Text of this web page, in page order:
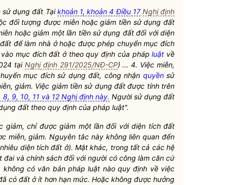
sử dụng đất Tạikhoản 1, khoản 4 Điều 17 Nghị định
đối tượng được miễn hoặc giảm tiền sử dụng đất
hoặc giảm một lần tiền sử dụng đất đối với diện
để làm nhà ở hoặc được phép chuyểnmục đích
mục đích đất ở theo quy định của phápluật về
tại Nghị định 291/2025/NĐ-CP) ... 4. Việc miễn,
mục đích sử dụng đất, công nhận quyềnsử
giảm. Việc giảm tiền sử dụng đất được tính trên
9, 10, 11 và 12 Nghị định này. Người sử dụng đất
đất theo quy định của pháp luật".
giảm, chỉ được giảm một lần đối với diện tích đất
miễn, giảm. Nguyên tắc này không liên quan đến
diện tích đất ở). Mặt khác, trong tất cả các hệ
và chính sách đối với người có công làm căn cứ
không có văn bản phápluật nào quy định về việc
có đất ở ít hơn hạn mức. Hoặc không được hưởng